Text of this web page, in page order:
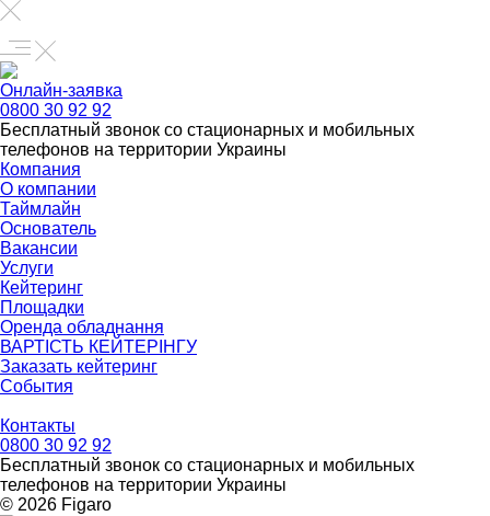
Онлайн-заявка
0800 30 92 92
Бесплатный звонок со стационарных и мобильных
телефонов на территории Украины
Компания
О компании
Таймлайн
Основатель
Вакансии
Услуги
Кейтеринг
Площадки
Оренда обладнання
ВАРТІСТЬ КЕЙТЕРІНГУ
Заказать кейтеринг
События
Контакты
0800 30 92 92
Бесплатный звонок со стационарных и мобильных
телефонов на территории Украины
© 2026 Figarо